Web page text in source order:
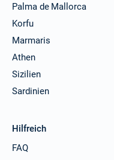
Palma de Mallorca
Korfu
Marmaris
Athen
Sizilien
Sardinien
Hilfreich
FAQ